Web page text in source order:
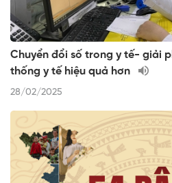
Chuyển đổi số trong y tế- giải
thống y tế hiệu quả hơn
28/02/2025